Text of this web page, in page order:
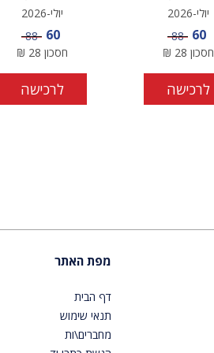
יולי-2026
מחיר מבצע
60 מחיר
88
חסכון 28
₪
לרכישה
יולי-2026
מחיר מבצע
60 מחיר
88
חסכון 28
₪
לרכישה
מפת האתר
דף הבית
תנאי שימוש
מחברים\ות